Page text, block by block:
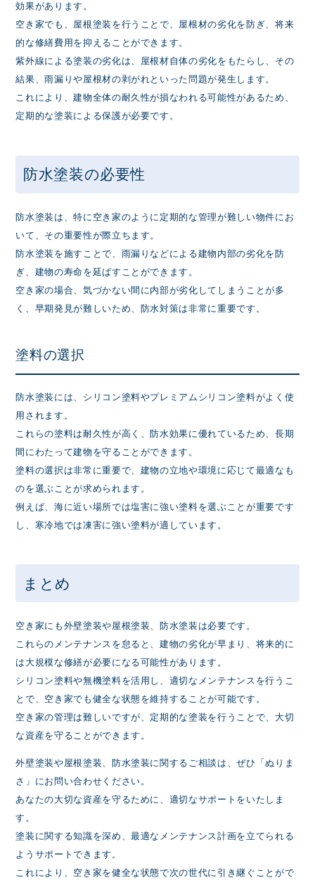
効果があります。
空き家でも、屋根塗装を行うことで、屋根材の劣化を防ぎ、将来
的な修繕費用を抑えることができます。
紫外線による塗装の劣化は、屋根材自体の劣化をもたらし、その
結果、雨漏りや屋根材の剥がれといった問題が発生します。
これにより、建物全体の耐久性が損なわれる可能性があるため、
定期的な塗装による保護が必要です。
防水塗装の必要性
防水塗装は、特に空き家のように定期的な管理が難しい物件にお
いて、その重要性が際立ちます。
防水塗装を施すことで、雨漏りなどによる建物内部の劣化を防
ぎ、建物の寿命を延ばすことができます。
空き家の場合、気づかない間に内部が劣化してしまうことが多
く、早期発見が難しいため、防水対策は非常に重要です。
塗料の選択
防水塗装には、シリコン塗料やプレミアムシリコン塗料がよく使
用されます。
これらの塗料は耐久性が高く、防水効果に優れているため、長期
間にわたって建物を守ることができます。
塗料の選択は非常に重要で、建物の立地や環境に応じて最適なも
のを選ぶことが求められます。
例えば、海に近い場所では塩害に強い塗料を選ぶことが重要です
し、寒冷地では凍害に強い塗料が適しています。
まとめ
空き家にも外壁塗装や屋根塗装、防水塗装は必要です。
これらのメンテナンスを怠ると、建物の劣化が早まり、将来的に
は大規模な修繕が必要になる可能性があります。
シリコン塗料や無機塗料を活用し、適切なメンテナンスを行うこ
とで、空き家でも健全な状態を維持することが可能です。
空き家の管理は難しいですが、定期的な塗装を行うことで、大切
な資産を守ることができます。
外壁塗装や屋根塗装、防水塗装に関するご相談は、ぜひ「ぬりま
さ」にお問い合わせください。
あなたの大切な資産を守るために、適切なサポートをいたしま
す。
塗装に関する知識を深め、最適なメンテナンス計画を立てられる
ようサポートできます。
これにより、空き家を健全な状態で次の世代に引き継ぐことがで